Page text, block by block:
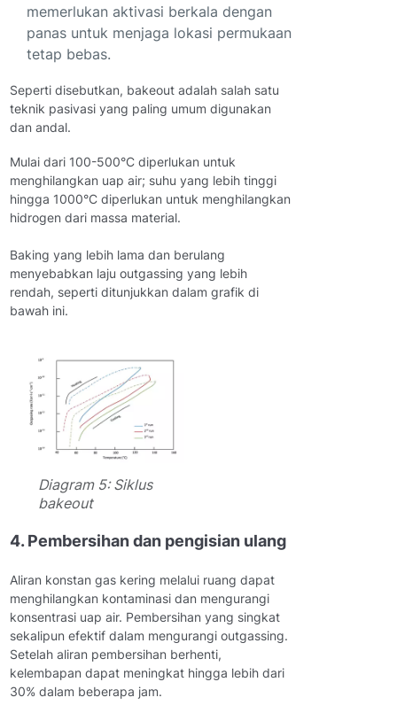
memerlukan aktivasi berkala dengan
panas untuk menjaga lokasi permukaan
tetap bebas.
Seperti disebutkan, bakeout adalah salah satu
teknik pasivasi yang paling umum digunakan
dan andal.
Mulai dari 100-500°C diperlukan untuk
menghilangkan uap air; suhu yang lebih tinggi
hingga 1000°C diperlukan untuk menghilangkan
hidrogen dari massa material.
Baking yang lebih lama dan berulang
menyebabkan laju outgassing yang lebih
rendah, seperti ditunjukkan dalam grafik di
bawah ini.
Diagram 5: Siklus
bakeout
4. Pembersihan dan pengisian ulang
Aliran konstan gas kering melalui ruang dapat
menghilangkan kontaminasi dan mengurangi
konsentrasi uap air. Pembersihan yang singkat
sekalipun efektif dalam mengurangi outgassing.
Setelah aliran pembersihan berhenti,
kelembapan dapat meningkat hingga lebih dari
30% dalam beberapa jam.